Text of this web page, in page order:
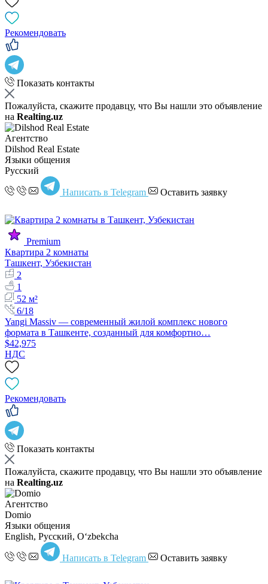
Рекомендовать
Показать контакты
Пожалуйста, скажите продавцу, что Вы нашли это объявление
на Realting.uz
Агентство
Dilshod Real Estate
Языки общения
Русский
Написать в Telegram Оставить заявку
Premium
Квартира 2 комнаты
Ташкент, Узбекистан
2
1
52 м²
6/18
Yangi Massiv — современный жилой комплекс нового
формата в Ташкенте, созданный для комфортно…
$42,975
НДС
Рекомендовать
Показать контакты
Пожалуйста, скажите продавцу, что Вы нашли это объявление
на Realting.uz
Агентство
Domio
Языки общения
English, Русский, Oʻzbekcha
Написать в Telegram Оставить заявку